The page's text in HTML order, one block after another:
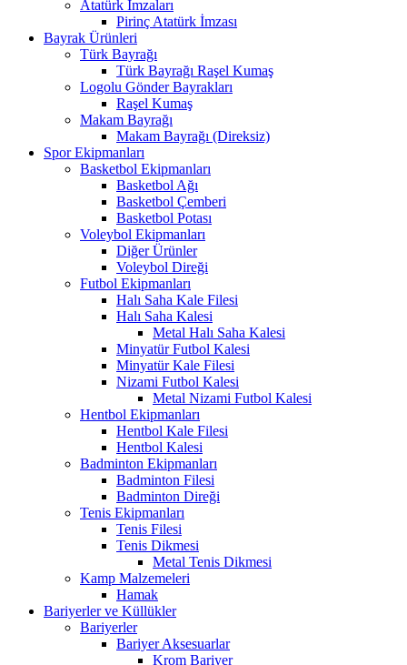
Atatürk İmzaları
Pirinç Atatürk İmzası
Bayrak Ürünleri
Türk Bayrağı
Türk Bayrağı Raşel Kumaş
Logolu Gönder Bayrakları
Raşel Kumaş
Makam Bayrağı
Makam Bayrağı (Direksiz)
Spor Ekipmanları
Basketbol Ekipmanları
Basketbol Ağı
Basketbol Çemberi
Basketbol Potası
Voleybol Ekipmanları
Diğer Ürünler
Voleybol Direği
Futbol Ekipmanları
Halı Saha Kale Filesi
Halı Saha Kalesi
Metal Halı Saha Kalesi
Minyatür Futbol Kalesi
Minyatür Kale Filesi
Nizami Futbol Kalesi
Metal Nizami Futbol Kalesi
Hentbol Ekipmanları
Hentbol Kale Filesi
Hentbol Kalesi
Badminton Ekipmanları
Badminton Filesi
Badminton Direği
Tenis Ekipmanları
Tenis Filesi
Tenis Dikmesi
Metal Tenis Dikmesi
Kamp Malzemeleri
Hamak
Bariyerler ve Küllükler
Bariyerler
Bariyer Aksesuarlar
Krom Bariyer